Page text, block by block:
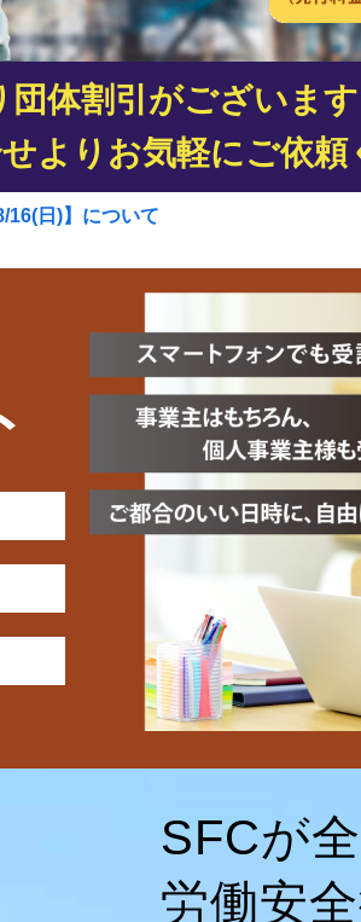
体割引がございます
よりお気軽にご依頼
16(日)】について
SFCが
労働安